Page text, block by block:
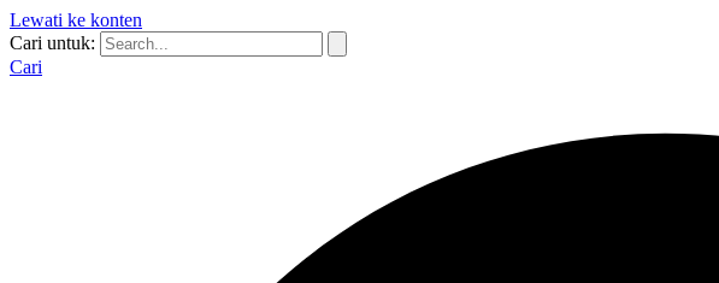
Lewati ke konten
Cari untuk:
Cari